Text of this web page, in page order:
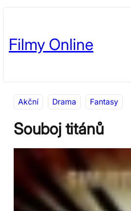
obsah
content
Filmy Online
Akční Drama Fantasy
Souboj titánů